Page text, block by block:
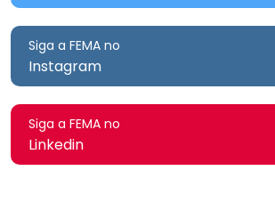
Siga a FEMA no
Instagram
Siga a FEMA no
Linkedin